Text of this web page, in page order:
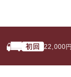
初回 22,000円(